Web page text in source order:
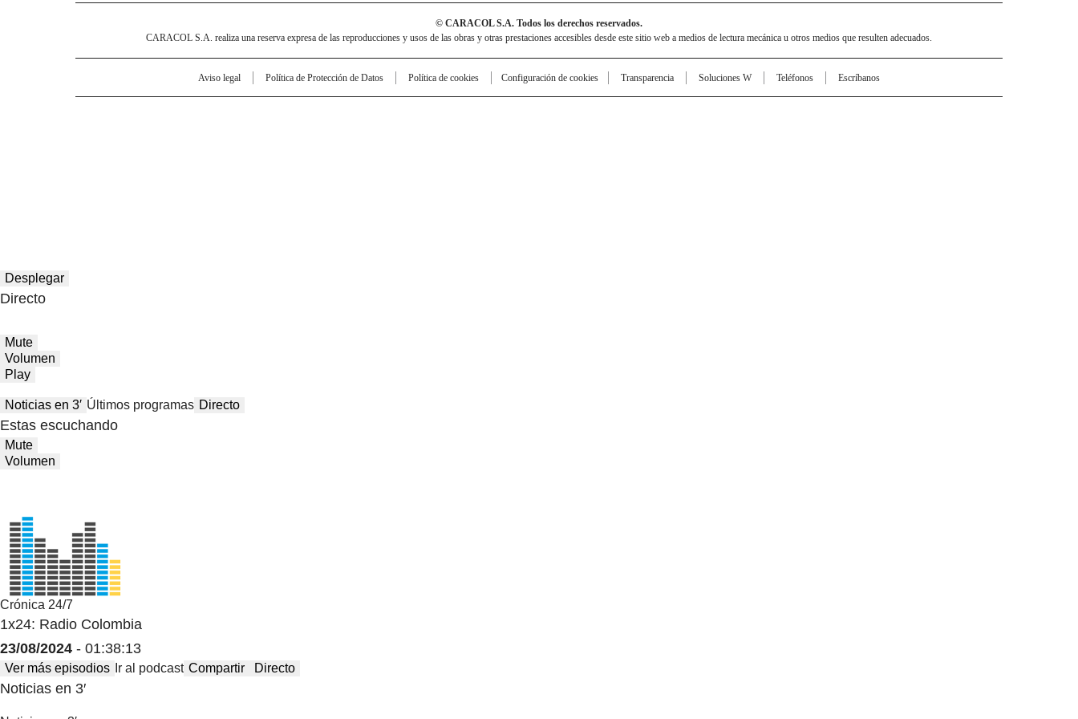
© CARACOL S.A. Todos los derechos reservados.
CARACOL S.A. realiza una reserva expresa de las reproducciones y usos de las obras y otras prestaciones accesibles desde este sitio web a medios de lectura mecánica u otros medios que resulten adecuados.
Aviso legal Política de Protección de Datos Política de cookies Configuración de cookies Transparencia Soluciones W Teléfonos Escríbanos
Desplegar
Directo
Mute
Volumen
Play
Noticias en 3′ Últimos programas Directo
Estas escuchando
Mute
Volumen
Crónica 24/7
1x24: Radio Colombia
23/08/2024 - 01:38:13
Ver más episodios Ir al podcast Compartir Directo
Noticias en 3′